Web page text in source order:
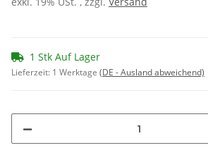
1 Stk Auf Lager
Lieferzeit: 1 Werktage (DE - Ausland abweichend)